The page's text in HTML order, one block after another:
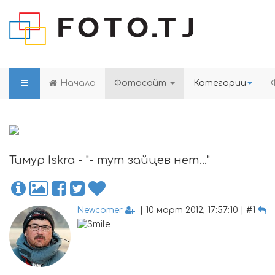
Начало Фотосайт Категории
Тимур Iskra - "- тут зайцев нет..."
Newcomer | 10 март 2012, 17:57:10 | #1